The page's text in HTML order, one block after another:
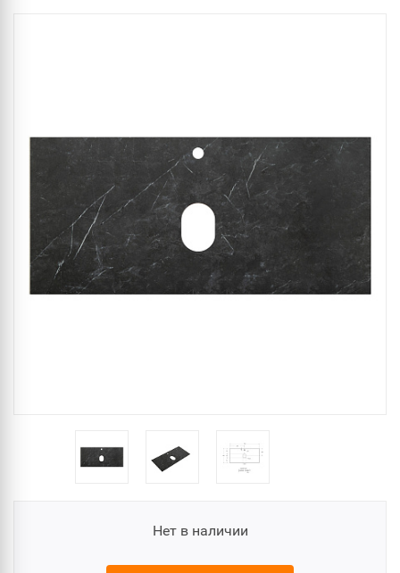
Нет в наличии